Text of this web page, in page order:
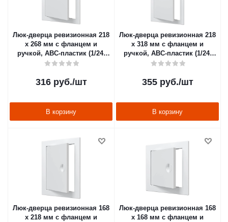
Люк-дверца ревизионная 218
х 268 мм с фланцем и
ручкой, ABC-пластик (1/24)
"EVECS" л2025р
316руб./шт
В корзину
Люк-дверца ревизионная 218
х 318 мм с фланцем и
ручкой, ABC-пластик (1/24)
"EVECS" л2030р
355руб./шт
В корзину
Люк-дверца ревизионная 168
х 218 мм с фланцем и
Люк-дверца ревизионная 168
х 168 мм с фланцем и